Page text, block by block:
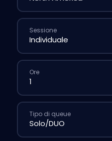
Sessione
Ore
Tipo di queue